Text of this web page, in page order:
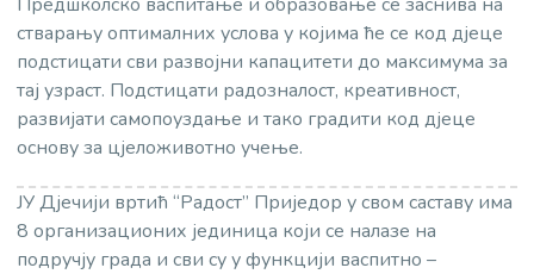
стварању оптималних услова у којима ће се код дјеце
подстицати сви развојни капацитети до максимума за
тај узраст. Подстицати радозналост, креативност,
развијати самопоуздање и тако градити код дјеце
основу за цјеложивотно учење.
ЈУ Дјечији вртић “Радост” Приједор у свом саставу има
8 организационих јединица који се налазе на
подручју града и сви су у функцији васпитно –